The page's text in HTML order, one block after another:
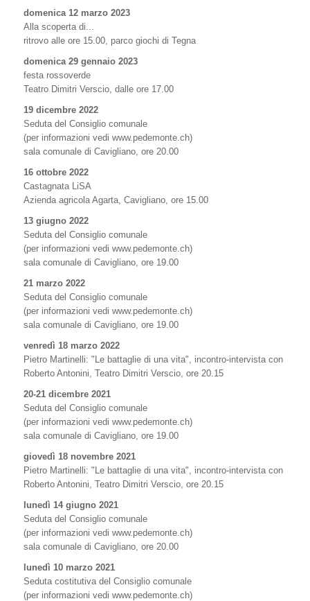
domenica 12 marzo 2023
Alla scoperta di...
ritrovo alle ore 15.00, parco giochi di Tegna
domenica 29 gennaio 2023
festa rossoverde
Teatro Dimitri Verscio, dalle ore 17.00
19 dicembre 2022
Seduta del Consiglio comunale
(per informazioni vedi www.pedemonte.ch)
sala comunale di Cavigliano, ore 20.00
16 ottobre 2022
Castagnata LiSA
Azienda agricola Agarta, Cavigliano, ore 15.00
13 giugno 2022
Seduta del Consiglio comunale
(per informazioni vedi www.pedemonte.ch)
sala comunale di Cavigliano, ore 19.00
21 marzo 2022
Seduta del Consiglio comunale
(per informazioni vedi www.pedemonte.ch)
sala comunale di Cavigliano, ore 19.00
venredì 18 marzo 2022
Pietro Martinelli: "Le battaglie di una vita", incontro-intervista con
Roberto Antonini, Teatro Dimitri Verscio, ore 20.15
20-21 dicembre 2021
Seduta del Consiglio comunale
(per informazioni vedi www.pedemonte.ch)
sala comunale di Cavigliano, ore 19.00
giovedì 18 novembre 2021
Pietro Martinelli: "Le battaglie di una vita", incontro-intervista con
Roberto Antonini, Teatro Dimitri Verscio, ore 20.15
lunedì 14 giugno 2021
Seduta del Consiglio comunale
(per informazioni vedi www.pedemonte.ch)
sala comunale di Cavigliano, ore 20.00
lunedì 10 marzo 2021
Seduta costitutiva del Consiglio comunale
(per informazioni vedi www.pedemonte.ch)